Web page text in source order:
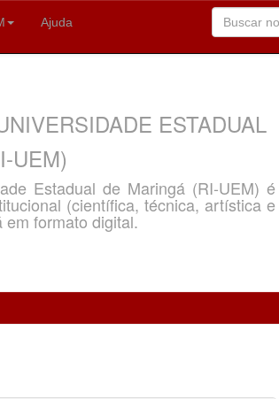
Ajuda
ESTADUAL
UEM)
Estadual de Maringá (RI-UEM) é
(científica, técnica, artística e
formato digital.